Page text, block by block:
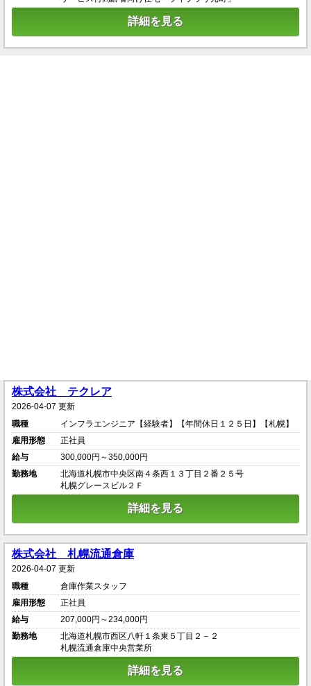
詳細を見る
株式会社 テクレア
2026-04-07 更新
職種
インフラエンジニア【経験者】【年間休日１２５日】【札幌】
雇用形態
正社員
給与
300,000円～350,000円
勤務地
北海道札幌市中央区南４条西１３丁目２番２５号
札幌グレースビル２Ｆ
詳細を見る
株式会社 札幌流通倉庫
2026-04-07 更新
職種
倉庫作業スタッフ
雇用形態
正社員
給与
207,000円～234,000円
勤務地
北海道札幌市西区八軒１条東５丁目２－２
札幌流通倉庫中央営業所
詳細を見る